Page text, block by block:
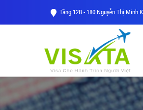
Tầng 12B - 180 Nguyễn Thị Minh